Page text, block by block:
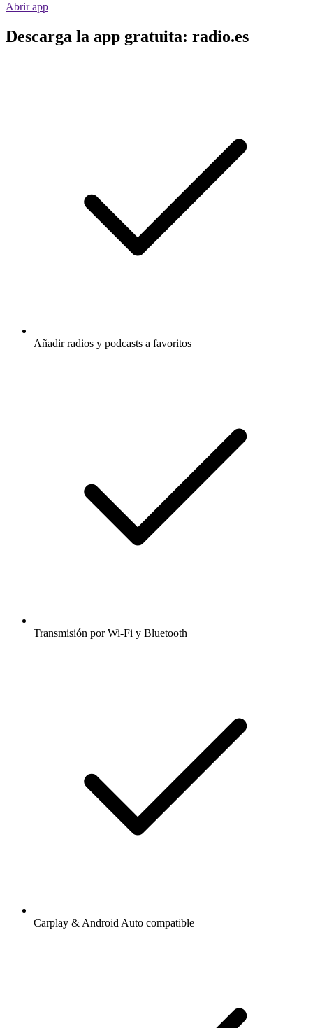
Abrir app
Descarga la app gratuita: radio.es
Añadir radios y podcasts a favoritos
Transmisión por Wi-Fi y Bluetooth
Carplay & Android Auto compatible